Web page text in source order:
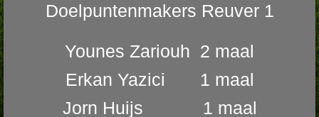
Doelpuntenmakers Reuver 1
Younes Zariouh 2 maal
Erkan Yazici 1 maal
Jorn Huijs 1 maal